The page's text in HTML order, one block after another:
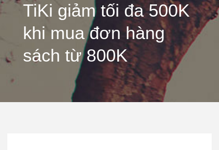
TiKi giảm tối đa 500K
khi mua đơn hàng
sách từ 800K